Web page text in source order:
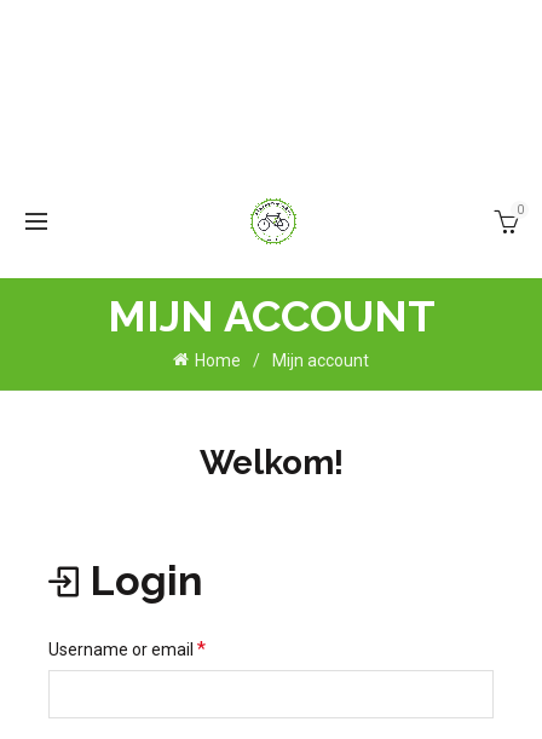
0
MIJN ACCOUNT
Home Mijn account
Welkom!
Login
Username or email *